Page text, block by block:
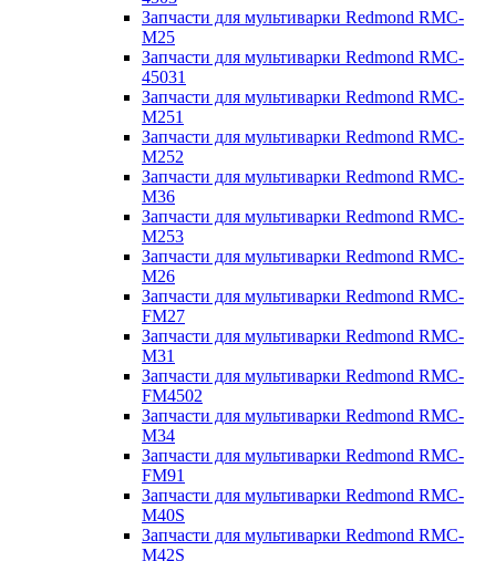
Запчасти для мультиварки Redmond RMC-
M25
Запчасти для мультиварки Redmond RMC-
45031
Запчасти для мультиварки Redmond RMC-
M251
Запчасти для мультиварки Redmond RMC-
M252
Запчасти для мультиварки Redmond RMC-
M36
Запчасти для мультиварки Redmond RMC-
M253
Запчасти для мультиварки Redmond RMC-
M26
Запчасти для мультиварки Redmond RMC-
FM27
Запчасти для мультиварки Redmond RMC-
M31
Запчасти для мультиварки Redmond RMC-
FM4502
Запчасти для мультиварки Redmond RMC-
M34
Запчасти для мультиварки Redmond RMC-
FM91
Запчасти для мультиварки Redmond RMC-
M40S
Запчасти для мультиварки Redmond RMC-
M42S